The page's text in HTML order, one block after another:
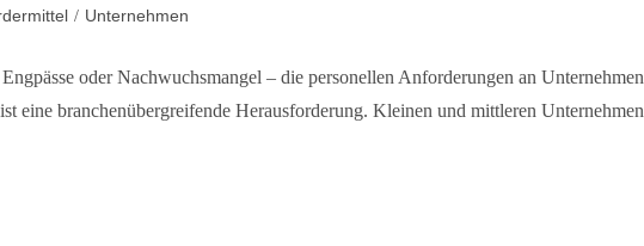
/ Unternehmen
oder Nachwuchsmangel – die personellen Anforderungen an Unternehmen
eine branchenübergreifende Herausforderung. Kleinen und mittleren Unternehmen